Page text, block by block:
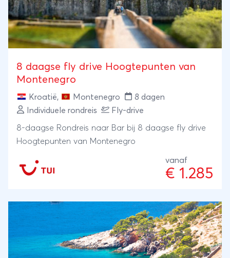
8 daagse fly drive Hoogtepunten van
Montenegro
Kroatië, Montenegro
8 dagen
Individuele rondreis
Fly-drive
8-daagse Rondreis naar Bar bij 8 daagse fly drive
Hoogtepunten van Montenegro
vanaf
€ 1.285